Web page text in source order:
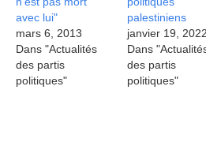
avec lui"
mars 6, 2013
Dans "Actualités
des partis
politiques"
palestiniens
janvier 19, 2022
Dans
des partis
politiques"